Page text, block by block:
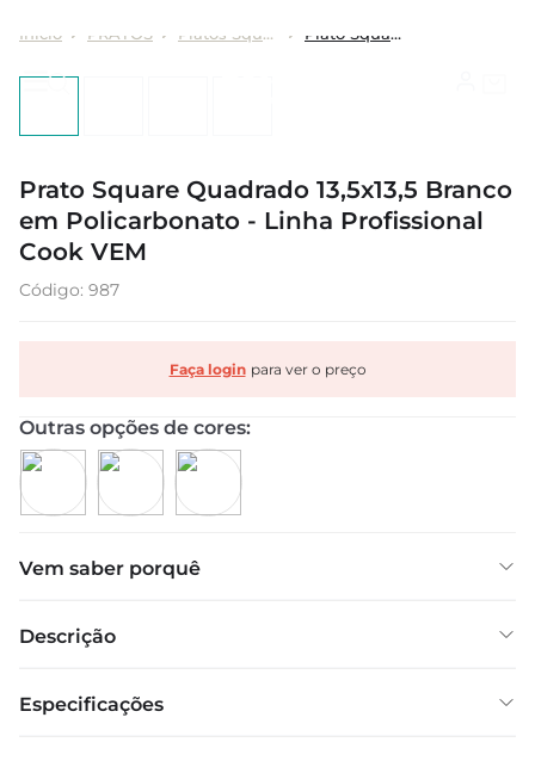
PRATOS Pratos Square Prato Square Quadrado 13,5x13,5 Branco em Policarbonato - Linha Profissional Cook VEM
Prato Square Quadrado 13,5x13,5 Branco
em Policarbonato - Linha Profissional
Cook VEM
: 987
Faça login
Vem saber porquê
Descrição
Especificações